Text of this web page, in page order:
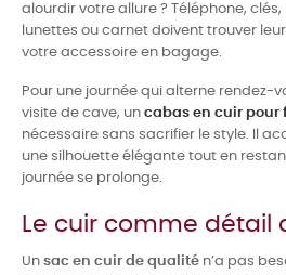
alourdir votre allure ? Téléphone,
lunettes ou carnet doivent trouver
votre accessoire en bagage.
Pour une journée qui alterne rendez-
visite de cave, un cabas en cuir pour
nécessaire sans sacrifier le style. Il
une silhouette élégante tout en
journée se prolonge.
Le cuir comme détail
Un sac en cuir de qualité n’a pas